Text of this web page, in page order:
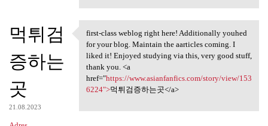
먹튀검
증하는
곳
21.08.2023
first-class weblog right here
first-class weblog right here! Additionally youhed
for your blog. Maintain the aarticles coming. I
liked it! Enjoyed studying via this, very good stuff,
thank you. <a
href="https://www.asianfanfics.com/story/view/153
6224">먹튀검증하는곳</a>